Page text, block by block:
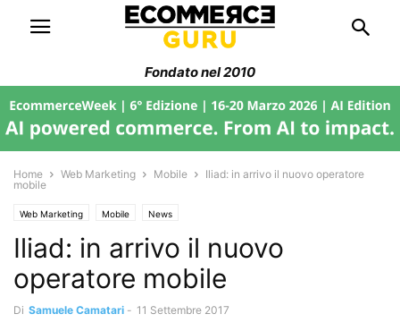
Fondato nel 2010
Home Web Marketing Mobile
Iliad: in arrivo il nuovo operatore
mobile
Web Marketing Mobile News
Iliad: in arrivo il nuovo
operatore mobile
Di Samuele Camatari - 11 Settembre 2017